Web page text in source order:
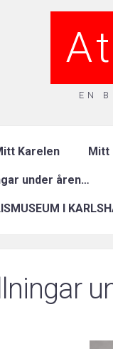
EN
Karelen Mitt
under åren…
I